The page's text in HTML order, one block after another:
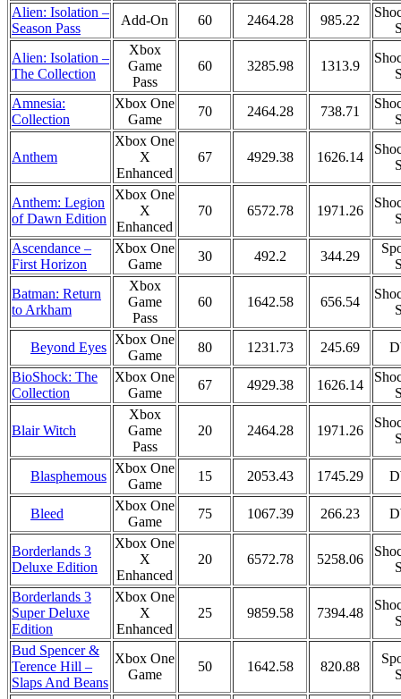
Alien: Isolation –
Season Pass
Add-On 60 2464.28 985.22
Alien: Isolation –
The Collection
Xbox
Game
Pass
60 3285.98 1313.9
Amnesia:
Collection
Xbox One
Game
70 2464.28 738.71
Anthem
Xbox One
X
Enhanced
67 4929.38 1626.14
Anthem: Legion
of Dawn Edition
Xbox One
X
Enhanced
70 6572.78 1971.26
Ascendance –
First Horizon
Xbox One
Game
30 492.2 344.29
Batman: Return
to Arkham
Xbox
Game
Pass
60 1642.58 656.54
Beyond Eyes
Xbox One
Game
80 1231.73 245.69
BioShock: The
Collection
Xbox One
Game
67 4929.38 1626.14
Blair Witch
Xbox
Game
Pass
20 2464.28 1971.26
Blasphemous
Xbox One
Game
15 2053.43 1745.29
Bleed
Xbox One
Game
75 1067.39 266.23
Borderlands 3
Deluxe Edition
Xbox One
X
Enhanced
20 6572.78 5258.06
Borderlands 3
Super Deluxe
Edition
Xbox One
X
Enhanced
25 9859.58 7394.48
Bud Spencer &
Terence Hill –
Slaps And Beans
Xbox One
Game
50 1642.58 820.88